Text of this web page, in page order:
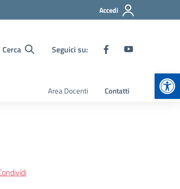
Accedi
Cerca Seguici su:
Area Docenti Contatti